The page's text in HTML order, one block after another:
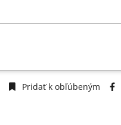
Pridať k obľúbeným